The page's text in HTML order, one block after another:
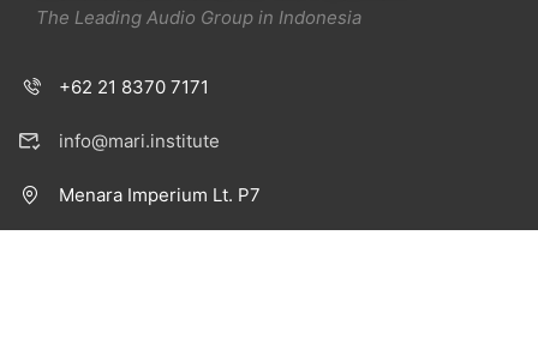
The Leading Audio Group in Indonesia
+62 21 8370 7171
info@mari.institute
Menara Imperium Lt. P7